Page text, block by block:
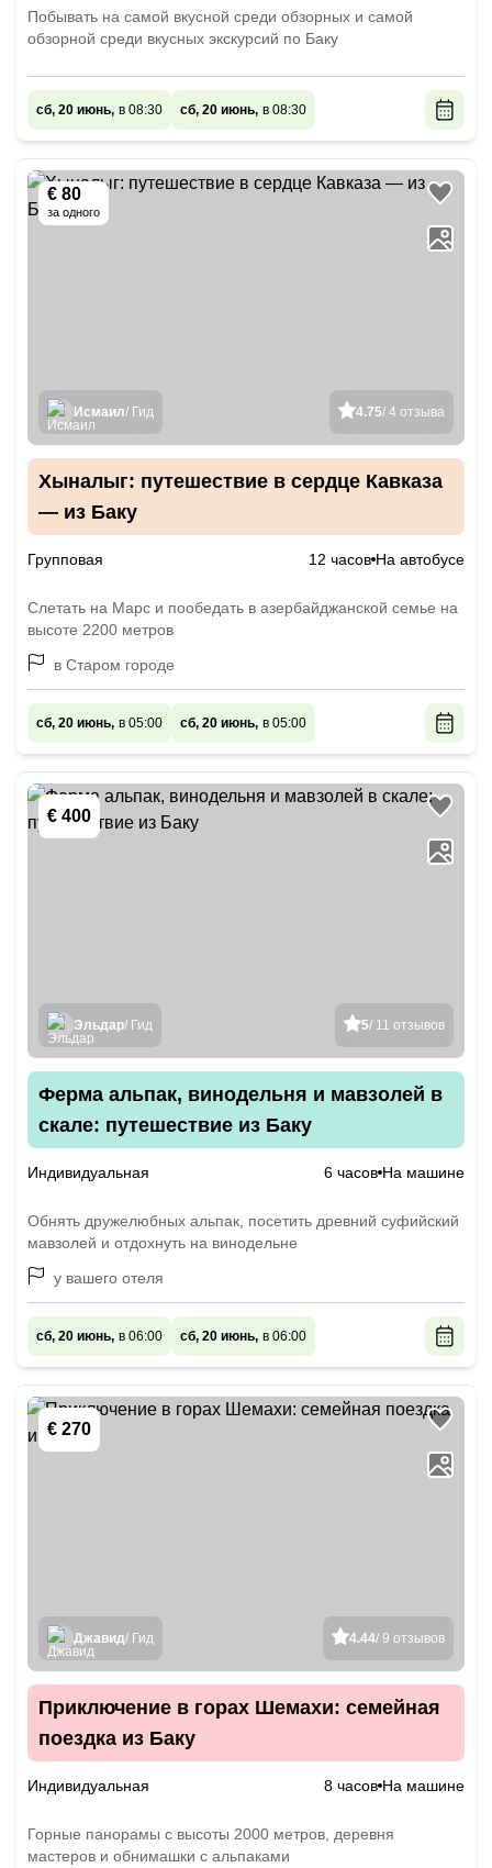
Побывать на самой вкусной среди обзорных и самой
обзорной среди вкусных экскурсий по Баку
сб, 20 июнь, в 08:30 сб, 20 июнь, в 08:30
€ 80
за одного
4.75/ 4 отзыва
Исмаил/ Гид
Хыналыг: путешествие в сердце Кавказа
— из Баку
Групповая 12 часов На автобусе
Слетать на Марс и пообедать в азербайджанской семье на
высоте 2200 метров
в Старом городе
сб, 20 июнь, в 05:00 сб, 20 июнь, в 05:00
€ 400
5/ 11 отзывов
Эльдар/ Гид
Ферма альпак, винодельня и мавзолей в
скале: путешествие из Баку
Индивидуальная 6 часов На машине
Обнять дружелюбных альпак, посетить древний суфийский
мавзолей и отдохнуть на винодельне
у вашего отеля
сб, 20 июнь, в 06:00 сб, 20 июнь, в 06:00
€ 270
4.44/ 9 отзывов
Джавид/ Гид
Приключение в горах Шемахи: семейная
поездка из Баку
Индивидуальная 8 часов На машине
Горные панорамы с высоты 2000 метров, деревня
мастеров и обнимашки с альпаками